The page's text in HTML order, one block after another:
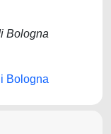
Bologna
Bologna